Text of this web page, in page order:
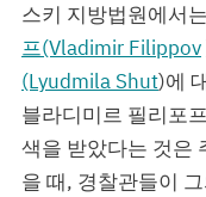
스키 지방법원에서
프(Vladimir Filippov
(Lyudmila Shut)에
블라디미르 필리포
색을 받았다는 것은
을 때, 경찰관들이